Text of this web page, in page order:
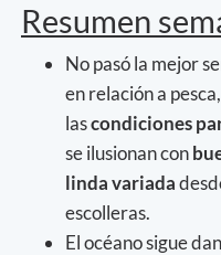
Resumen
No pasó la mejor
en relación a
lascondiciones
se ilusionan con
linda variada
escolleras.
El océano sigue